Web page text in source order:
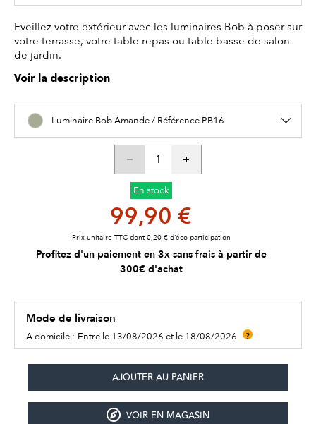
Eveillez votre extérieur avec les luminaires Bob à poser sur
votre terrasse, votre table repas ou table basse de salon
de jardin.
Voir la description
Luminaire Bob Amande / Référence PB16
En stock
99,90 €
Prix unitaire TTC dont 0,20 € d’éco-participation
Profitez d'un paiement en 3x sans frais à partir de
300€ d'achat
Mode de livraison
A domicile : Entre le 13/08/2026 et le 18/08/2026 ?
VOIR EN MAGASIN